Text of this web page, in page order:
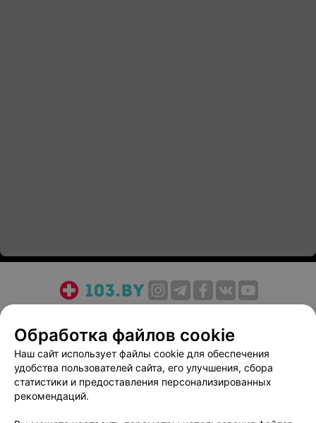
Медицинский маркетинг
Публичный договор
Пользовательское соглашение
Способы оплаты
Вакансии
Партнеры
Написать руководителю 103.by
Обработка файлов cookie
Наш сайт использует файлы cookie для обеспечения
удобства пользователей сайта, его улучшения, сбора
статистики и предоставления персонализированных
рекомендаций.